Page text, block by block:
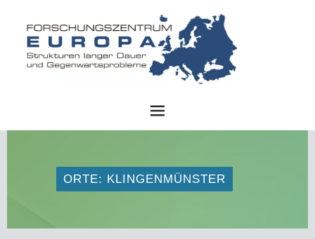
ORTE: KLINGENMÜNSTER